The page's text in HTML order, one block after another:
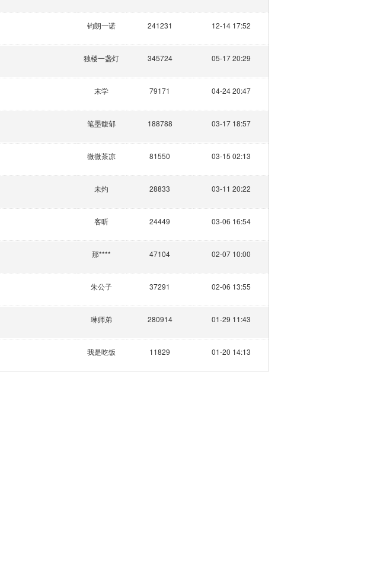
钧朗一诺 241231 12-14 17:52
独楼一盏灯 345724 05-17 20:29
末学 79171 04-24 20:47
笔墨馥郁 188788 03-17 18:57
微微茶凉 81550 03-15 02:13
未灼 28833 03-11 20:22
客听 24449 03-06 16:54
那**** 47104 02-07 10:00
朱公子 37291 02-06 13:55
琳师弟 280914 01-29 11:43
我是吃饭 11829 01-20 14:13